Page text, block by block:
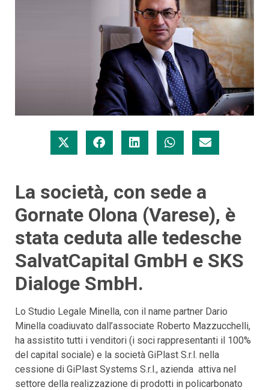
La società, con sede a
Gornate Olona (Varese), è
stata ceduta alle tedesche
SalvatCapital GmbH e SKS
Dialoge SmbH.
Lo Studio Legale Minella, con il name partner Dario
Minella coadiuvato dall’associate Roberto Mazzucchelli,
ha assistito tutti i venditori (i soci rappresentanti il 100%
del capital sociale) e la società GiPlast S.r.l. nella
cessione di GiPlast Systems S.r.l., azienda attiva nel
settore della realizzazione di prodotti in policarbonato